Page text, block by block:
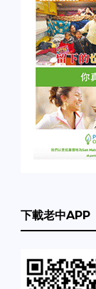
下載老中APP